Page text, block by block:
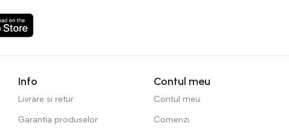
Info
Livrare si retur
Garantia produselor
Contul meu
Contul meu
Comenzi